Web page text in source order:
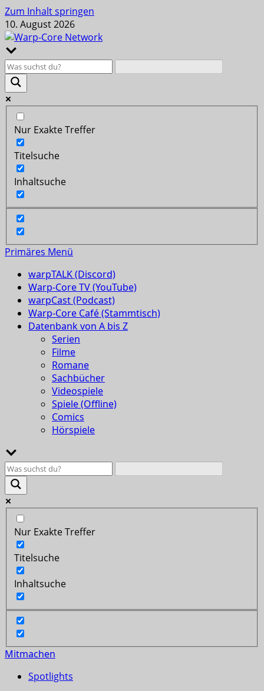
Zum Inhalt springen
10. August 2026
Nur Exakte Treffer
Titelsuche
Inhaltsuche
Primäres Menü
warpTALK (Discord)
Warp-Core TV (YouTube)
warpCast (Podcast)
Warp-Core Café (Stammtisch)
Datenbank von A bis Z
Serien
Filme
Romane
Sachbücher
Videospiele
Spiele (Offline)
Comics
Hörspiele
Nur Exakte Treffer
Titelsuche
Inhaltsuche
Mitmachen
Spotlights